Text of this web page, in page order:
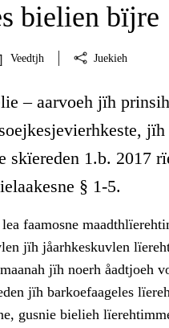
bielien bïjre
Veedtjh Juekieh
– aarvoeh jïh
skïereden 1.b. 2017
§ 1-5.
faamosne
jïh jåarhkeskuvlen
jïh noerh åadtjoeh
jïh barkoefaageles
gusnie bielieh